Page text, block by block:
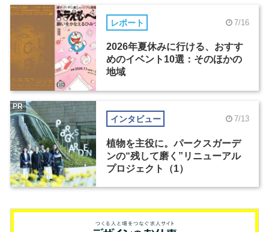
レポート 7/16
2026年夏休みに行ける、おすす
めのイベント10選：そのほかの
地域
インタビュー 7/13
植物を主役に。パークスガーデ
ンの“残して磨く”リニューアル
プロジェクト（1）
PR